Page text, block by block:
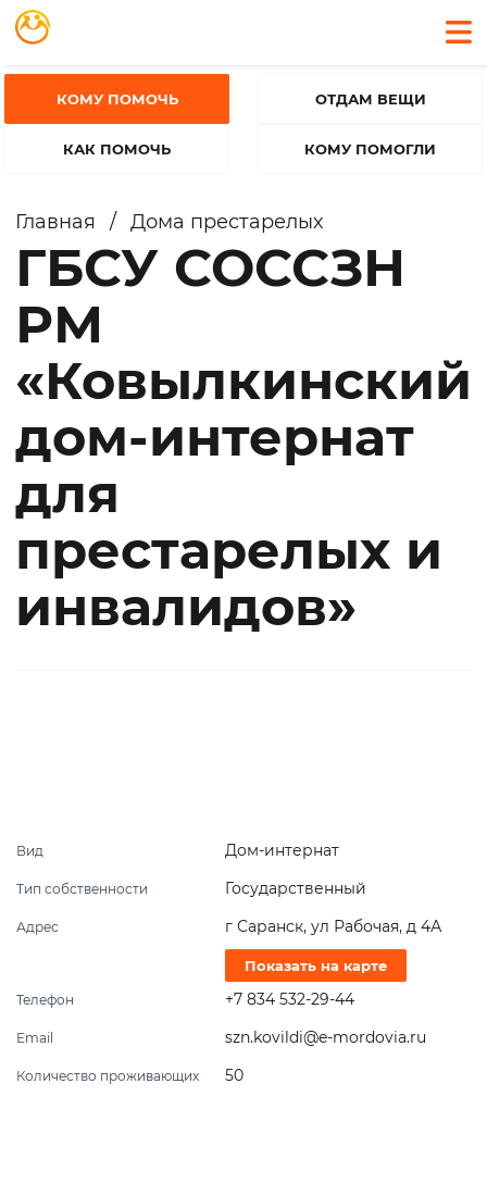
КОМУ ПОМОЧЬ
КАК ПОМОЧЬ
ОТДАМ ВЕЩИ
КОМУ ПОМОГЛИ
Главная / Дома престарелых
ГБСУ СОССЗН
РМ
«Ковылкинский
дом-интернат
для
престарелых и
инвалидов»
Вид Дом-интернат
Тип собственности Государственный
Адрес г Саранск, ул Рабочая, д 4А
Показать на карте
Телефон +7 834 532-29-44
Email szn.kovildi@e-mordovia.ru
Количество проживающих 50